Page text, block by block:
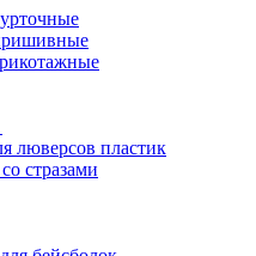
люверсов пластик
стразами